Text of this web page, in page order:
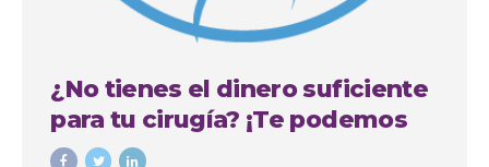
¿No tienes el dinero suficiente
para tu cirugía? ¡Te podemos
financiar!